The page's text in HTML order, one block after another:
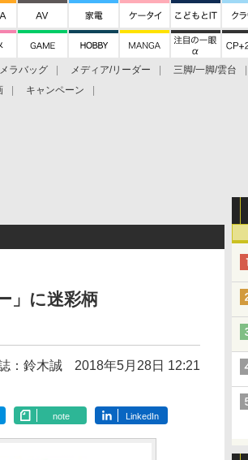
ラバッグ メディア/リーダー 三脚/一脚/雲台
キャンペーン
」に迷彩柄
：鈴木誠 2018年5月28日 12:21
note LinkedIn